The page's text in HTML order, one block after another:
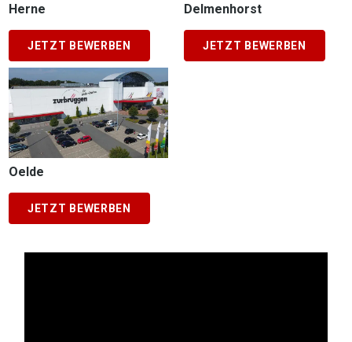
Herne
JETZT BEWERBEN
Delmenhorst
JETZT BEWERBEN
Oelde
JETZT BEWERBEN